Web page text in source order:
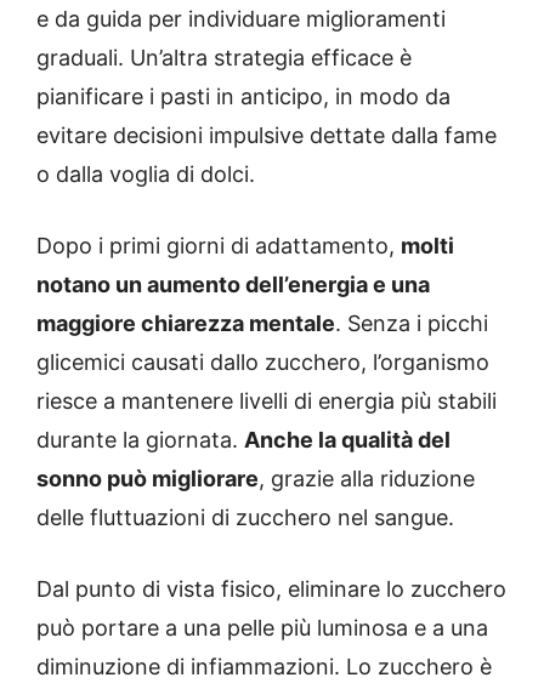
e da guida per individuare miglioramenti
graduali. Un’altra strategia efficace è
pianificare i pasti in anticipo, in modo da
evitare decisioni impulsive dettate dalla fame
o dalla voglia di dolci.
Dopo i primi giorni di adattamento, molti
notano un aumento dell’energia e una
maggiore chiarezza mentale. Senza i picchi
glicemici causati dallo zucchero, l’organismo
riesce a mantenere livelli di energia più stabili
durante la giornata. Anche la qualità del
sonno può migliorare, grazie alla riduzione
delle fluttuazioni di zucchero nel sangue.
Dal punto di vista fisico, eliminare lo zucchero
può portare a una pelle più luminosa e a una
diminuzione di infiammazioni. Lo zucchero è